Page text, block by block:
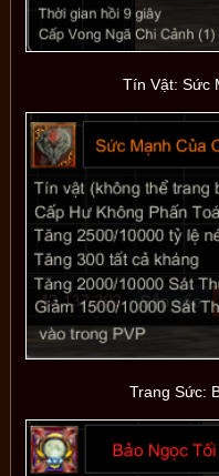
Tín Vật: Sức
Trang Sức: